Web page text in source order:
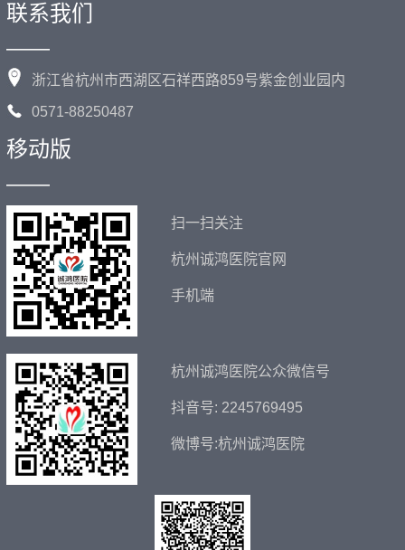
联系我们
——
浙江省杭州市西湖区石祥西路859号紫金创业园内
0571-88250487
移动版
——
扫一扫关注
杭州诚鸿医院官网
手机端
杭州诚鸿医院公众微信号
抖音号: 2245769495
微博号:杭州诚鸿医院